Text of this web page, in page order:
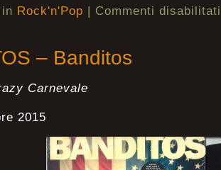
Rock'n'Pop | Commenti disabilitati
– Banditos
Carnevale
2015